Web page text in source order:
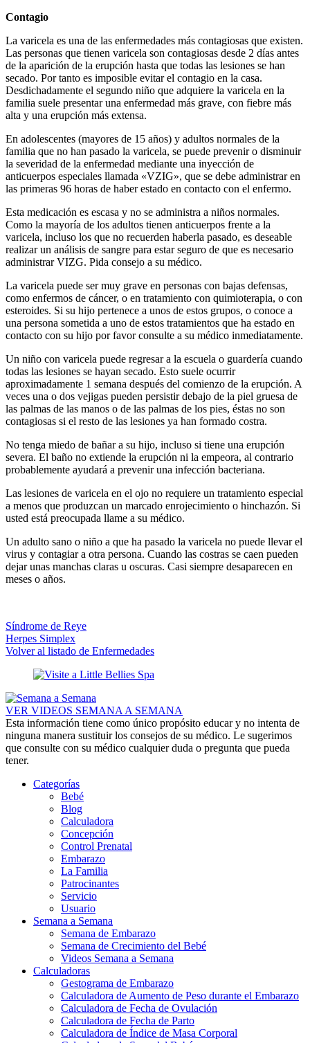
Contagio
La varicela es una de las enfermedades más contagiosas que existen.
Las personas que tienen varicela son contagiosas desde 2 días antes
de la aparición de la erupción hasta que todas las lesiones se han
secado. Por tanto es imposible evitar el contagio en la casa.
Desdichadamente el segundo niño que adquiere la varicela en la
familia suele presentar una enfermedad más grave, con fiebre más
alta y una erupción más extensa.
En adolescentes (mayores de 15 años) y adultos normales de la
familia que no han pasado la varicela, se puede prevenir o disminuir
la severidad de la enfermedad mediante una inyección de
anticuerpos especiales llamada «VZIG», que se debe administrar en
las primeras 96 horas de haber estado en contacto con el enfermo.
Esta medicación es escasa y no se administra a niños normales.
Como la mayoría de los adultos tienen anticuerpos frente a la
varicela, incluso los que no recuerden haberla pasado, es deseable
realizar un análisis de sangre para estar seguro de que es necesario
administrar VIZG. Pida consejo a su médico.
La varicela puede ser muy grave en personas con bajas defensas,
como enfermos de cáncer, o en tratamiento con quimioterapia, o con
esteroides. Si su hijo pertenece a unos de estos grupos, o conoce a
una persona sometida a uno de estos tratamientos que ha estado en
contacto con su hijo por favor consulte a su médico inmediatamente.
Un niño con varicela puede regresar a la escuela o guardería cuando
todas las lesiones se hayan secado. Esto suele ocurrir
aproximadamente 1 semana después del comienzo de la erupción. A
veces una o dos vejigas pueden persistir debajo de la piel gruesa de
las palmas de las manos o de las palmas de los pies, éstas no son
contagiosas si el resto de las lesiones ya han formado costra.
No tenga miedo de bañar a su hijo, incluso si tiene una erupción
severa. El baño no extiende la erupción ni la empeora, al contrario
probablemente ayudará a prevenir una infección bacteriana.
Las lesiones de varicela en el ojo no requiere un tratamiento especial
a menos que produzcan un marcado enrojecimiento o hinchazón. Si
usted está preocupada llame a su médico.
Un adulto sano o niño a que ha pasado la varicela no puede llevar el
virus y contagiar a otra persona. Cuando las costras se caen pueden
dejar unas manchas claras u oscuras. Casi siempre desaparecen en
meses o años.
Síndrome de Reye
Herpes Simplex
Volver al listado de Enfermedades
VER VIDEOS SEMANA A SEMANA
Esta información tiene como único propósito educar y no intenta de
ninguna manera sustituir los consejos de su médico. Le sugerimos
que consulte con su médico cualquier duda o pregunta que pueda
tener.
Categorías
Bebé
Blog
Calculadora
Concepción
Control Prenatal
Embarazo
La Familia
Patrocinantes
Servicio
Usuario
Semana a Semana
Semana de Embarazo
Semana de Crecimiento del Bebé
Videos Semana a Semana
Calculadoras
Gestograma de Embarazo
Calculadora de Aumento de Peso durante el Embarazo
Calculadora de Fecha de Ovulación
Calculadora de Fecha de Parto
Calculadora de Índice de Masa Corporal